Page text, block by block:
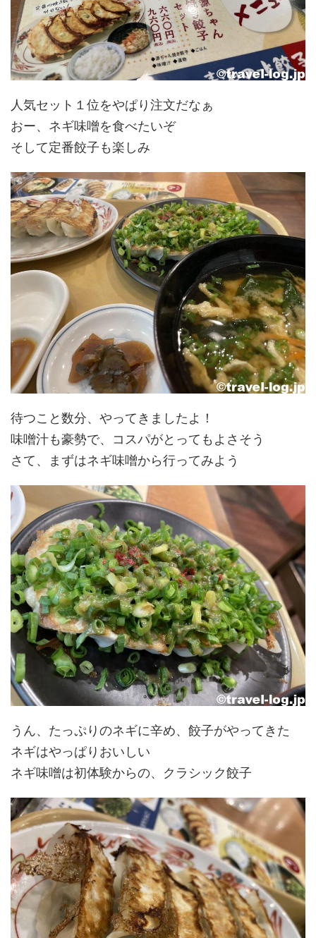
人気セット１位をやぱり注文だなぁ
おー、ネギ味噌を食べたいぞ
そして定番餃子も楽しみ
待つこと数分、やってきましたよ！
味噌汁も豪勢で、コスパがとってもよさそう
さて、まずはネギ味噌から行ってみよう
うん、たっぷりのネギに辛め、餃子がやってきた
ネギはやっぱりおいしい
ネギ味噌は初体験からの、クラシック餃子